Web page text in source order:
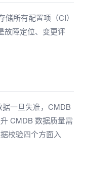
所有配置项（CI）
故障定位、变更评
一旦失准，CMDB
CMDB 数据质量需
校验四个方面入